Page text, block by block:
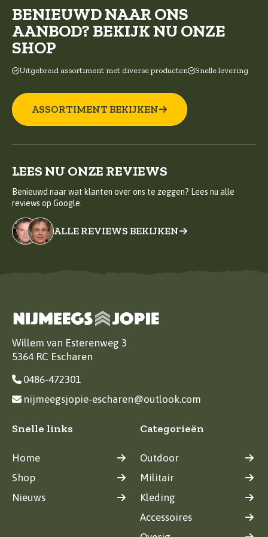
BENIEUWD NAAR ONS
AANBOD? BEKIJK NU ONZE
SHOP
Uitgebreid assortiment met diverse producten Snelle levering
ASSORTIMENT BEKIJKEN
LEES NU ONZE REVIEWS
Benieuwd naar wat klanten over ons te zeggen? Lees nu alle
reviews op Google.
ALLE REVIEWS BEKIJKEN
Willem van Esterenweg 3
5364 RC Escharen
0486-472301
nijmeegsjopie-escharen@outlook.com
Snelle links
Home
Shop
Nieuws
Categorieën
Outdoor
Militair
Kleding
Accessoires